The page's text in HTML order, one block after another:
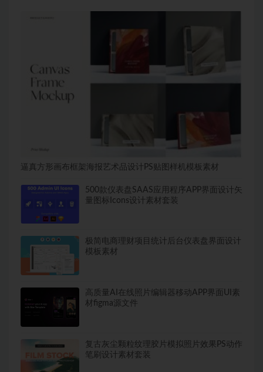
逼真方形画布框架海报艺术品设计PS贴图样机模板素材
500款仪表盘SAAS应用程序APP界面设计矢
量图标Icons设计素材套装
极简电商理财项目统计后台仪表盘界面设计
模板素材
高质量AI在线照片编辑器移动APP界面UI素
材figma源文件
复古灰尘颗粒纹理胶片模拟照片效果PS动作
笔刷设计素材套装